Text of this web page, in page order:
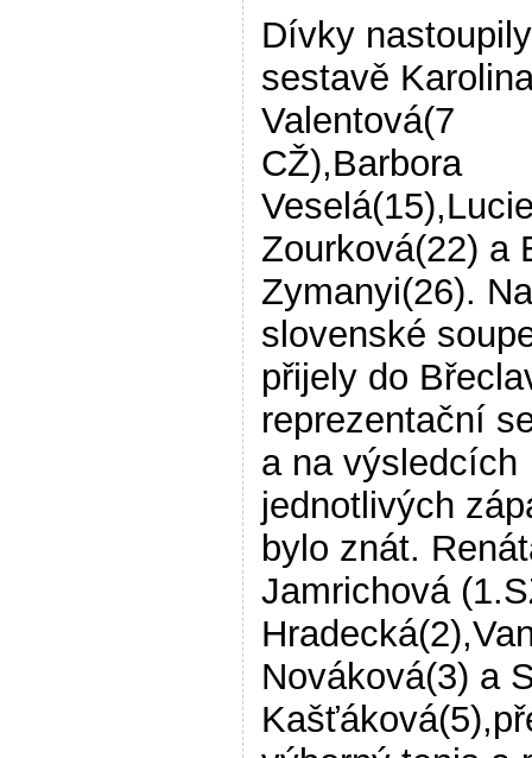
Dívky
sestavě
Valentová(7
CŽ),Barbora
Zourková(22) a
Zymanyi(26).
slovenské
přijely do
reprezentační
a na výsledcích
jednotlivých
bylo znát.
Jamrichová
Nováková(3) a